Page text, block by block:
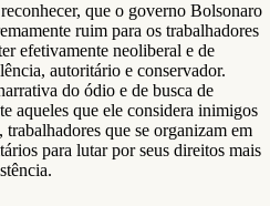
que o governo Bolsonaro
ruim para os trabalhadores
efetivamente neoliberal e de
autoritário e conservador.
do ódio e de busca de
aqueles que ele considera inimigos
que se organizam em
para lutar por seus direitos mais